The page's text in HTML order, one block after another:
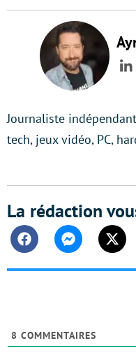
Journaliste
tech, jeux vidéo, PC,
La rédaction
FacebookMessenger
8 COMMENTAIRES